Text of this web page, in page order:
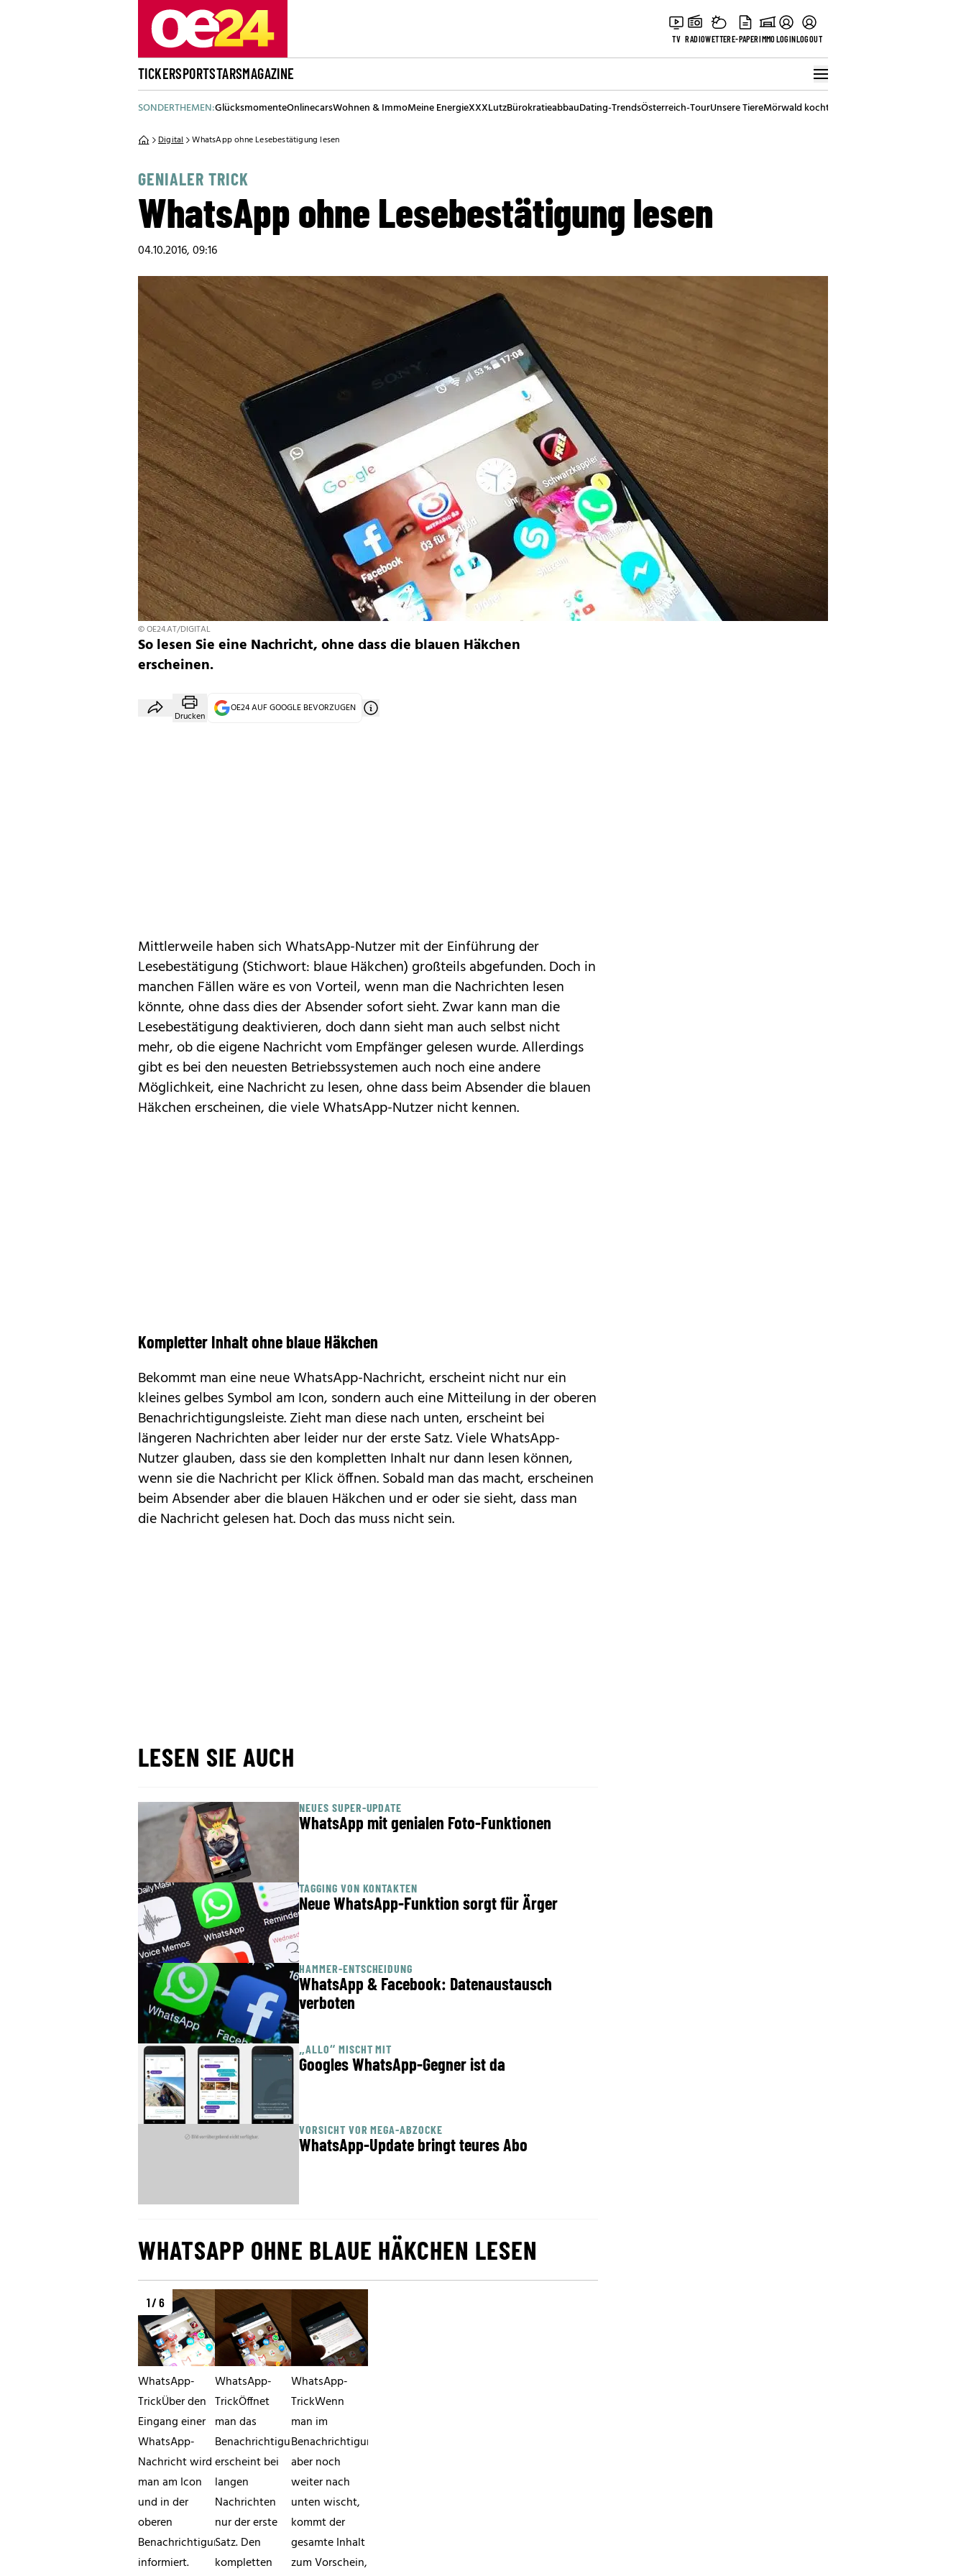
TV RADIOWETTERE-PAPERIMMOLOGINLOGOUT
TICKERSPORTSTARSMAGAZINE
SONDERTHEMEN:GlücksmomenteOnlinecarsWohnen & ImmoMeine EnergieXXXLutzBürokratieabbauDating-TrendsÖsterreich-TourUnsere TiereMörwald kocht
Digital WhatsApp ohne Lesebestätigung lesen
GENIALER TRICK
WhatsApp ohne Lesebestätigung lesen
04.10.2016, 09:16
© OE24.AT/DIGITAL
So lesen Sie eine Nachricht, ohne dass die blauen Häkchen
erscheinen.
Drucken
OE24 AUF GOOGLE BEVORZUGEN
Mittlerweile haben sichWhatsApp-Nutzer mit der Einführung der
Lesebestätigung (Stichwort: blaue Häkchen) großteils abgefunden. Doch in
manchen Fällen wäre es von Vorteil, wenn man die Nachrichten lesen
könnte, ohne dass dies der Absender sofort sieht. Zwar kann man die
Lesebestätigung deaktivieren, doch dann sieht man auch selbst nicht
mehr, ob die eigene Nachricht vom Empfänger gelesen wurde. Allerdings
gibt es bei den neuesten Betriebssystemen auch noch eine andere
Möglichkeit, eine Nachricht zu lesen, ohne dass beim Absender die blauen
Häkchen erscheinen, die viele WhatsApp-Nutzer nicht kennen.
Kompletter Inhalt ohne blaue Häkchen
Bekommt man eine neue WhatsApp-Nachricht, erscheint nicht nur ein
kleines gelbes Symbol am Icon, sondern auch eine Mitteilung in der oberen
Benachrichtigungsleiste. Zieht man diese nach unten, erscheint bei
längeren Nachrichten aber leider nur der erste Satz. Viele WhatsApp-
Nutzer glauben, dass sie den kompletten Inhalt nur dann lesen können,
wenn sie die Nachricht per Klick öffnen. Sobald man das macht, erscheinen
beim Absender aber die blauen Häkchen und er oder sie sieht, dass man
die Nachricht gelesen hat. Doch das muss nicht sein.
LESEN SIE AUCH
NEUES SUPER-UPDATE
WhatsApp mit genialen Foto-Funktionen
TAGGING VON KONTAKTEN
Neue WhatsApp-Funktion sorgt für Ärger
HAMMER-ENTSCHEIDUNG
WhatsApp & Facebook: Datenaustausch
verboten
„ALLO“ MISCHT MIT
Googles WhatsApp-Gegner ist da
VORSICHT VOR MEGA-ABZOCKE
WhatsApp-Update bringt teures Abo
WHATSAPP OHNE BLAUE HÄKCHEN LESEN
1 / 6
WhatsApp-
TrickÜber den
Eingang einer
WhatsApp-
Nachricht wird
man am Icon
und in der
oberen
Benachrichtigungsleiste
informiert.
WhatsApp-
TrickÖffnet
man das
Benachrichtigungscenter,
erscheint bei
langen
Nachrichten
nur der erste
Satz. Den
kompletten
WhatsApp-
TrickWenn
man im
Benachrichtigungscenter
aber noch
weiter nach
unten wischt,
kommt der
gesamte Inhalt
zum Vorschein,